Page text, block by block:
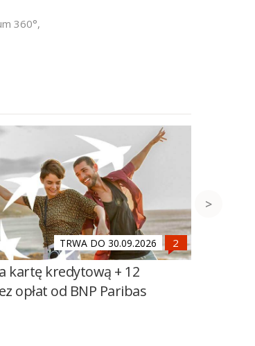
360°,
TRWA DO 30.09.2026
kartę kredytową + 12
opłat od BNP Paribas